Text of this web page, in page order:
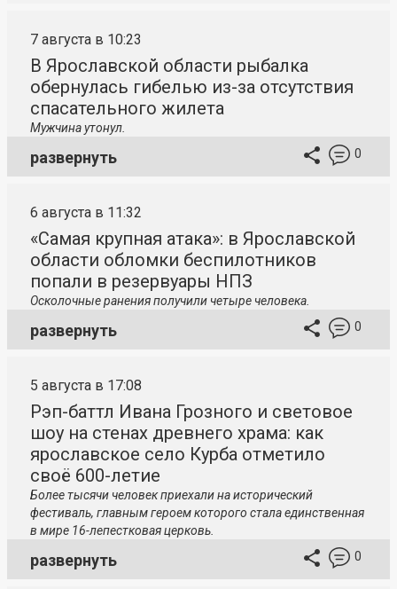
7 августа в 10:23
В Ярославской области рыбалка
обернулась гибелью из-за отсутствия
спасательного жилета
Мужчина утонул.
развернуть 0
6 августа в 11:32
«Самая крупная атака»: в Ярославской
области обломки беспилотников
попали в резервуары НПЗ
Осколочные ранения получили четыре человека.
развернуть 0
5 августа в 17:08
Рэп-баттл Ивана Грозного и световое
шоу на стенах древнего храма: как
ярославское село Курба отметило
своё 600-летие
Более тысячи человек приехали на исторический
фестиваль, главным героем которого стала единственная
в мире 16-лепестковая церковь.
развернуть 0